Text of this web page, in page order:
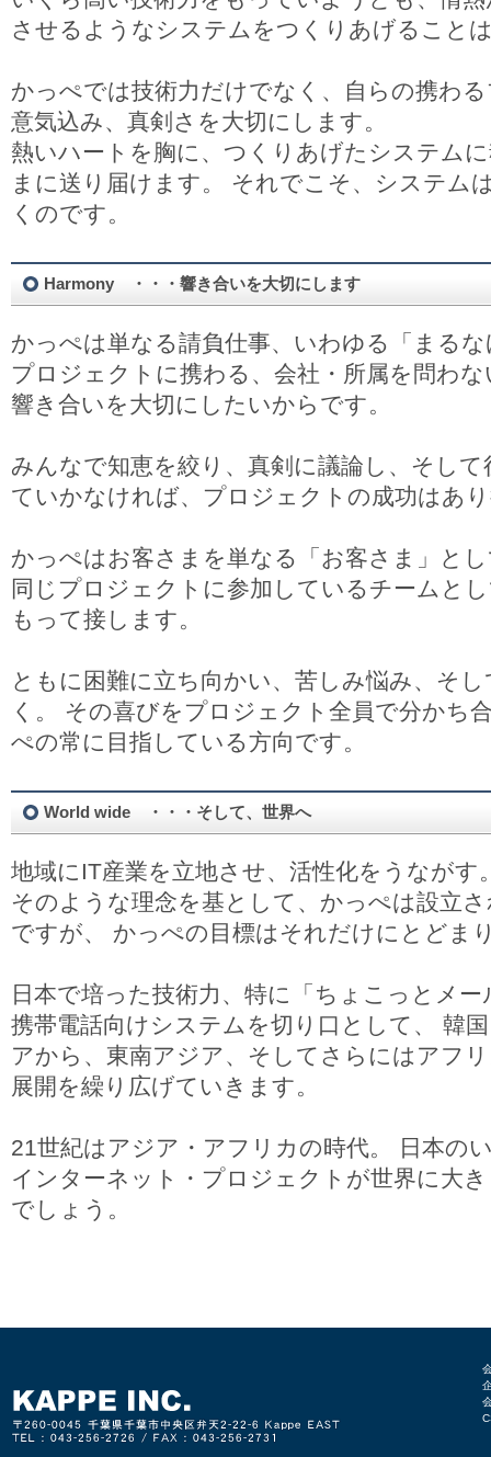
させるようなシステムをつくりあげること
かっぺでは技術力だけでなく、自らの携わ
意気込み、真剣さを大切にします。
熱いハートを胸に、つくりあげたシステム
まに送り届けます。 それでこそ、システム
くのです。
Harmony ・・・響き合いを大切にします
かっぺは単なる請負仕事、いわゆる「まる
プロジェクトに携わる、会社・所属を問わ
響き合いを大切にしたいからです。
みんなで知恵を絞り、真剣に議論し、そし
ていかなければ、プロジェクトの成功はあ
かっぺはお客さまを単なる「お客さま」と
同じプロジェクトに参加しているチームと
もって接します。
ともに困難に立ち向かい、苦しみ悩み、そ
く。 その喜びをプロジェクト全員で分かち
ぺの常に目指している方向です。
World wide ・・・そして、世界へ
地域にIT産業を立地させ、活性化をうながす
そのような理念を基として、かっぺは設立
ですが、 かっぺの目標はそれだけにとどま
日本で培った技術力、特に「ちょこっとメ
携帯電話向けシステムを切り口として、 韓
アから、東南アジア、そしてさらにはアフ
展開を繰り広げていきます。
21世紀はアジア・アフリカの時代。 日本の
インターネット・プロジェクトが世界に大
でしょう。